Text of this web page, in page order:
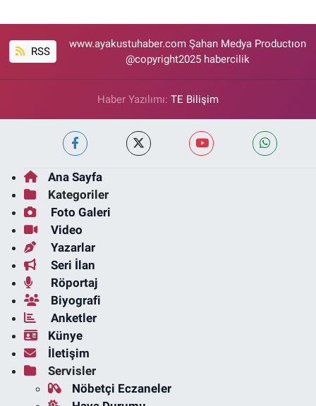
RSS
www.ayakustuhaber.com Şahan Medya Productıon
@copyright2025 habercilik
Haber Yazılımı: TE Bilişim
Ana Sayfa
Kategoriler
Foto Galeri
Video
Yazarlar
Seri İlan
Röportaj
Biyografi
Anketler
Künye
İletişim
Servisler
Nöbetçi Eczaneler